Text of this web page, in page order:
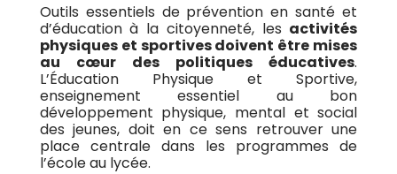
Outils essentiels de prévention en santé et
d’éducation à la citoyenneté, les activités
physiques et sportives doivent être mises
au cœur des politiques éducatives.
L’Éducation Physique et Sportive,
enseignement essentiel au bon
développement physique, mental et social
des jeunes, doit en ce sens retrouver une
place centrale dans les programmes de
l’école au lycée.